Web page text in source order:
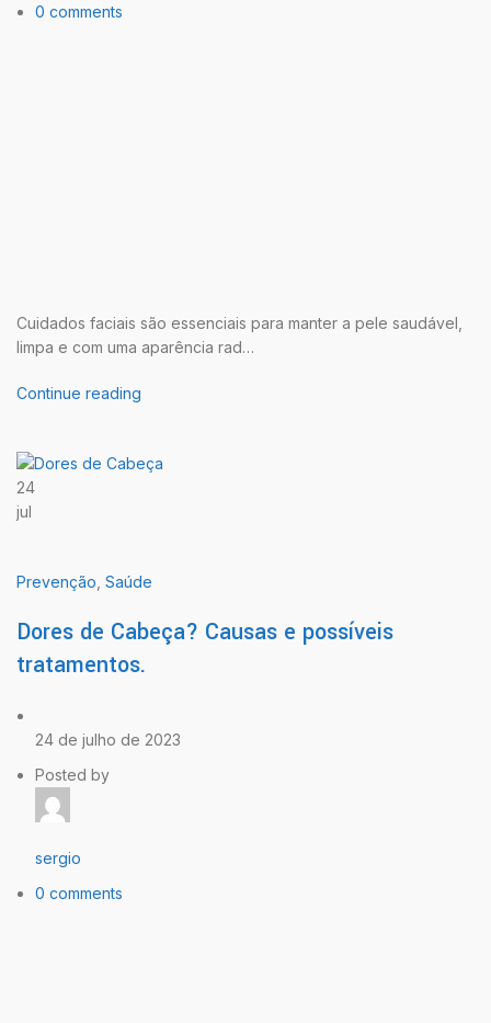
0 comments
Cuidados faciais são essenciais para manter a pele saudável,
limpa e com uma aparência rad…
Continue reading
24
jul
Prevenção Saúde
Dores de Cabeça? Causas e possíveis
tratamentos.
24 de julho de 2023
Posted by
sergio
0 comments